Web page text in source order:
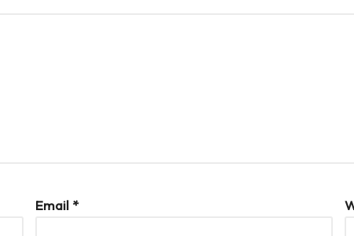
Email *